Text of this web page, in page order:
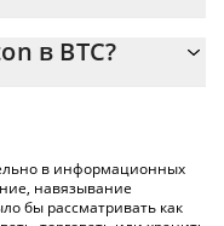
сумму Canton в
выше таблицу
цены на Canton в
в BTC?
в информационных
навязывание
бы рассматривать как